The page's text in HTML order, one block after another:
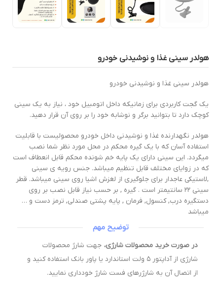
سيني غذا و نوشيدني خودرو
سيني غذا و نوشيدني خودرو
گجت كاربردي براي زمانيكه داخل اتومبيل خود ، نياز به يك سيني
دارد تا بتوانيد برگر و نوشابه خود را بر روي آن قرار دهيد.
نگهدارنده غذا و نوشیدنی داخل خودرو محصولیست با قابلیت
آسان که با یک گیره محکم در محل مورد نظر شما نصب
این سینی دارای یک پایه خم شونده محکم قابل انعطاف است
در زوایای مختلف قابل تنظیم میباشد. جنس رویه ی سینی
عاجدار برای جلوگیری از لغزش اشیا روی سینی میباشد. قطر
سینی ۲۲ سانتیمتر است . گیره , بر حسب نیاز قابل نصب بر روی
درب, کنسول, فرمان , پایه پشتی صندلی, ترمز دست و …
توضیح مهم
در صورت خرید محصولات شارژی،جهت شارژ محصولات
شارژی از آداپتور ۵ ولت استاندارد یا پاور بانک استفاده کنید و
از اتصال آن به شارژرهای فست شارژ خودداری نمایید.